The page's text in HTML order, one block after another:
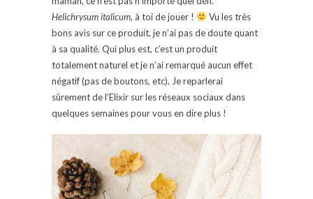
Helichrysum italicum, à toi de jouer !
Vu les très
bons avis sur ce produit, je n’ai pas de doute quant
à sa qualité. Qui plus est, c’est un produit
totalement naturel et je n’ai remarqué aucun effet
négatif (pas de boutons, etc). Je reparlerai
sûrement de l’Elixir sur les réseaux sociaux dans
quelques semaines pour vous en dire plus !